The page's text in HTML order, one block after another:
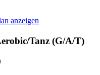
anzeigen
Tanz (G/A/T)